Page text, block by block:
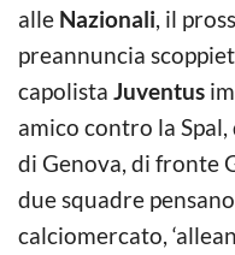
alle Nazionali, il
preannuncia
capolista Juventus
amico contro la
di Genova, di fronte
due squadre
calciomercato,